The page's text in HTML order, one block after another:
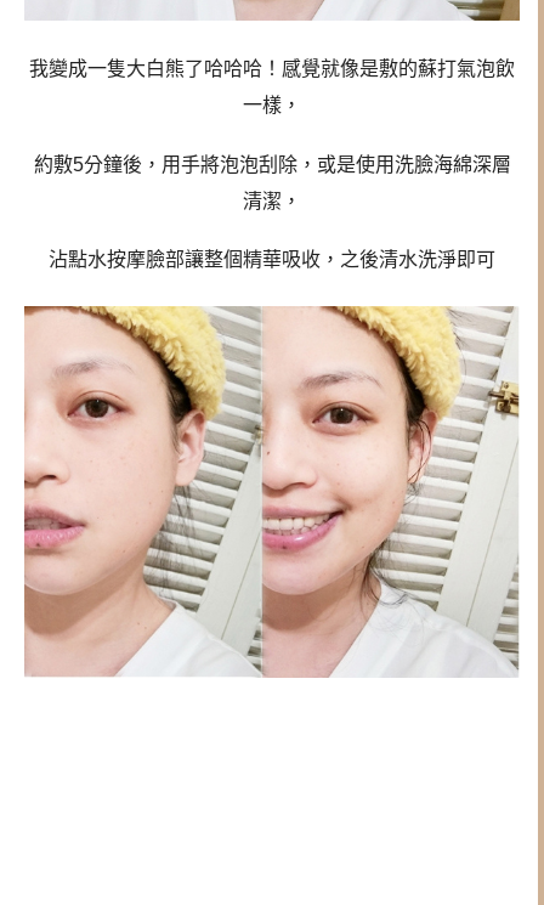
我變成一隻大白熊了哈哈哈！感覺就像是敷的蘇打氣泡飲
一樣，
約敷5分鐘後，用手將泡泡刮除，或是使用洗臉海綿深層
清潔，
沾點水按摩臉部讓整個精華吸收，之後清水洗淨即可